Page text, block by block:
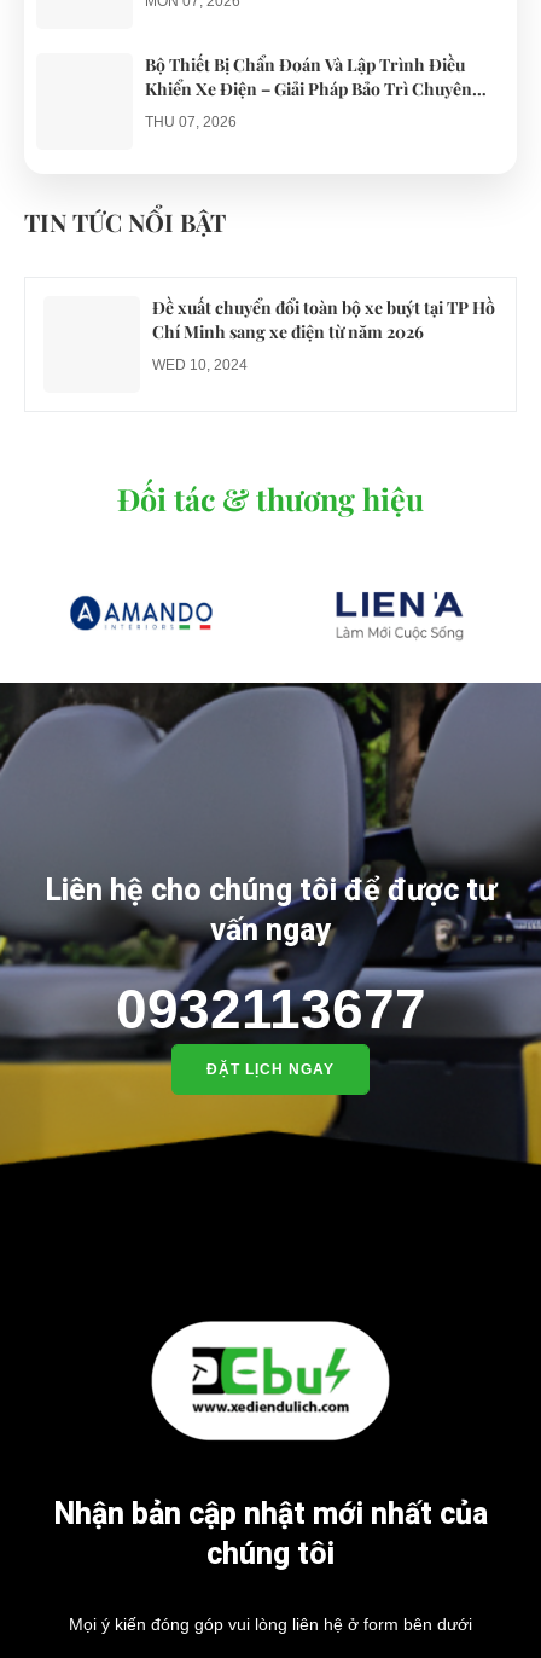
Bộ Thiết Bị Chẩn Đoán Và Lập Trình Điều
Khiển Xe Điện – Giải Pháp Bảo Trì Chuyên
Nghiệp
THU 07, 2026
gổ khi đón du khách ở Quy Nhơn
TIN TỨC NỔI BẬT
Đề xuất chuyển đổi toàn bộ xe buýt tại TP Hồ
Chí Minh sang xe điện từ năm 2026
WED 10, 2024
Đối tác & thương hiệu
Liên hệ cho chúng tôi để được tư
vấn ngay
0932113677
ĐẶT LỊCH NGAY
Nhận bản cập nhật mới nhất của
chúng tôi
Mọi ý kiến đóng góp vui lòng liên hệ ở form bên dưới